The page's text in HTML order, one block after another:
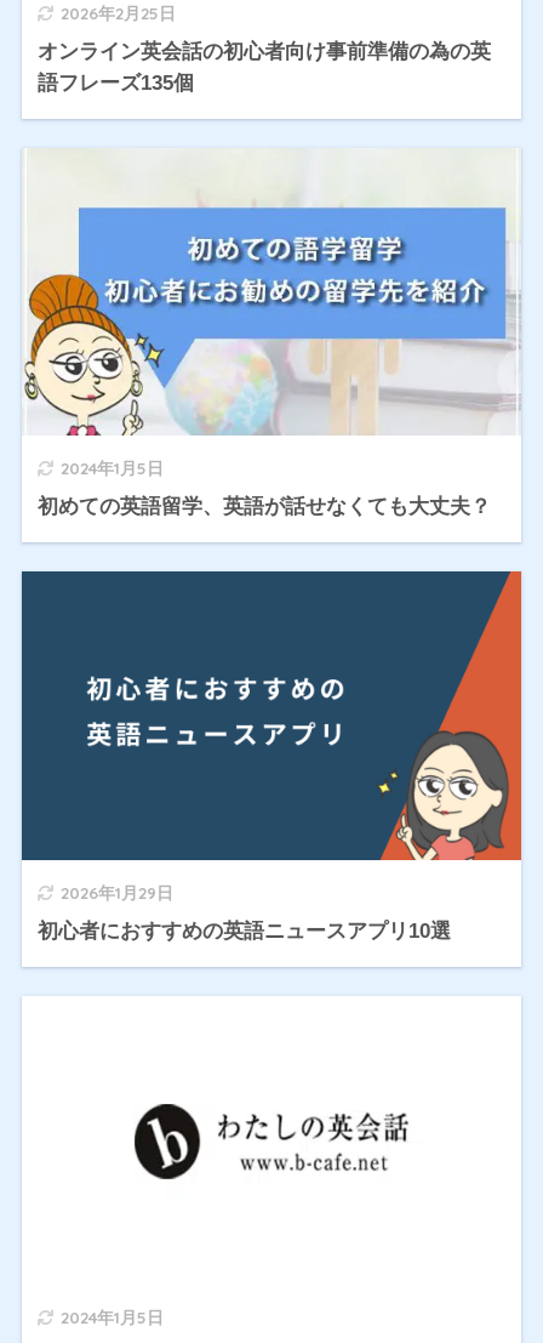
2026年2月25日
オンライン英会話の初心者向け事前準備の為の英
語フレーズ135個
2024年1月5日
初めての英語留学、英語が話せなくても大丈夫？
2026年1月29日
初心者におすすめの英語ニュースアプリ10選
2024年1月5日